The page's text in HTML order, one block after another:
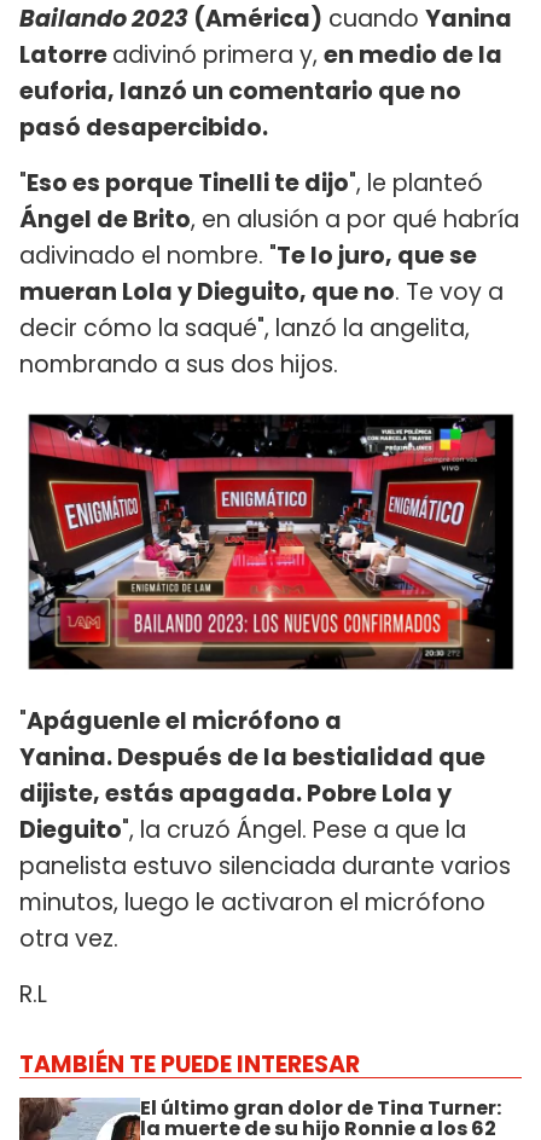
Bailando 2023 (América) cuando Yanina
Latorreadivinó primera y, en medio de la
euforia, lanzó un comentario que no
pasó desapercibido.
"Eso es porque Tinelli te dijo", le planteó
Ángel de Brito, en alusión a por qué habría
adivinado el nombre. "Te lo juro, que se
mueran Lola y Dieguito, que no. Te voy a
decir cómo la saqué", lanzó la angelita,
nombrando a sus dos hijos.
"Apáguenle el micrófono a
Yanina. Después de la bestialidad que
dijiste, estás apagada. Pobre Lola y
Dieguito", la cruzó Ángel. Pese a que la
panelista estuvo silenciada durante varios
minutos, luego le activaron el micrófono
otra vez.
R.L
TAMBIÉN TE PUEDE INTERESAR
El último gran dolor de Tina Turner:
la muerte de su hijo Ronnie a los 62